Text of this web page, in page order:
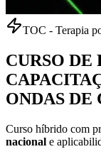
TOC - Terapia
CURSO DE
ONDAS DE
Curso híbrido com
nacional e